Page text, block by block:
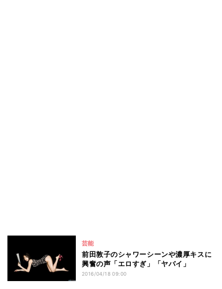
芸能
前田敦子のシャワーシーンや濃厚キスに
興奮の声「エロすぎ」「ヤバイ」
2016/04/18 09:00